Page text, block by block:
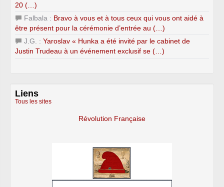
20 (…)
Falbala : Bravo à vous et à tous ceux qui vous ont aidé à
être présent pour la cérémonie d’entrée au (…)
J.G. : Yaroslav « Hunka a été invité par le cabinet de
Justin Trudeau à un événement exclusif se (…)
Liens
Tous les sites
Révolution Française